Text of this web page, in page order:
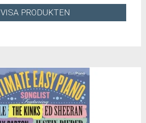
VISA PRODUKTEN